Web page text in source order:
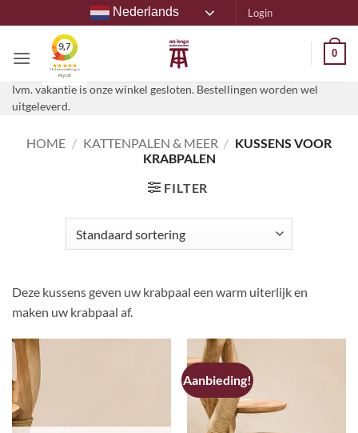
naar
inhoud
Nederlands Login
0
Ivm. vakantie is onze winkel gesloten. Bestellingen worden wel
uitgeleverd.
HOME / KATTENPALEN & MEER / KUSSENS VOOR
KRABPALEN
FILTER
Deze kussens geven uw krabpaal een warm uiterlijk en
maken uw krabpaal af.
Aanbieding!